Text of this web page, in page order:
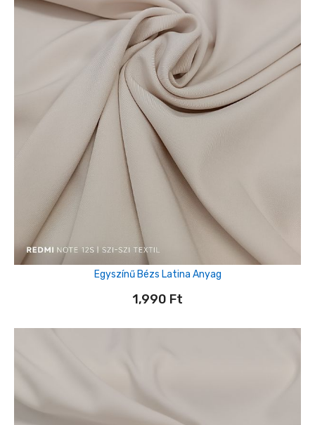
Egyszínű Bézs Latina Anyag
1,990 Ft